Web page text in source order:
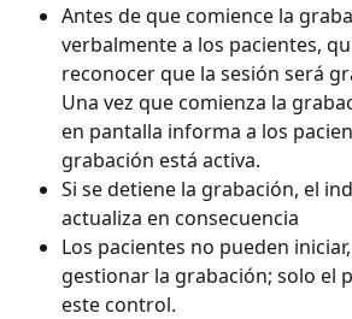
Antes de que comience la
verbalmente a los pacientes,
reconocer que la sesión será
Una vez que comienza la
en pantalla informa a los
grabación está activa.
Si se detiene la grabación, el
actualiza en consecuencia
Los pacientes no pueden
gestionar la grabación; solo el
este control.